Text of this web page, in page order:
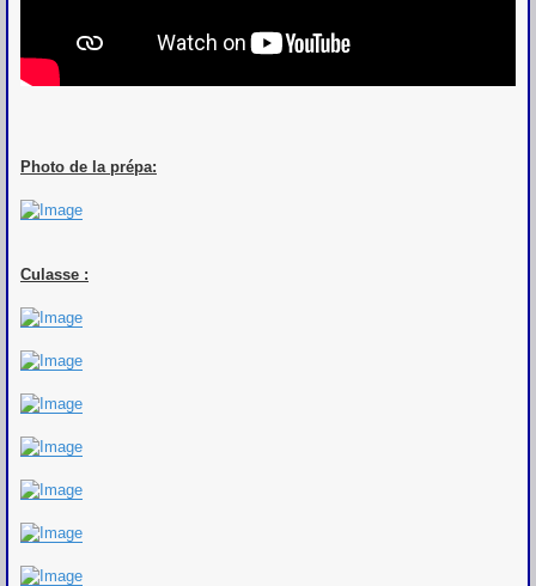
Photo de la prépa:
Culasse :